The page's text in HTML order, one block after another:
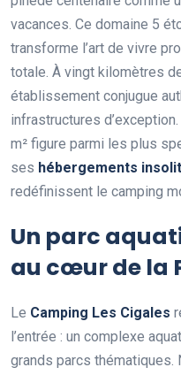
vacances. Ce domaine 5
transforme l’art de vivre
totale. À vingt kilomètres
établissement conjugue
infrastructures d’exception.
m² figure parmi les plus
ses hébergements
redéfinissent le camping
Un parc
au cœur de la
Le Camping Les Cigales
l’entrée : un complexe
grands parcs